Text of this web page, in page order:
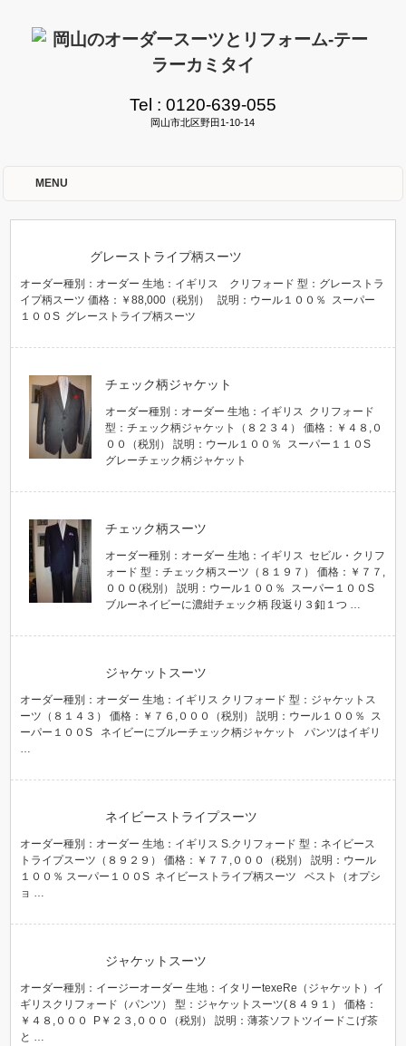
Tel : 0120-639-055
岡山市北区野田1-10-14
MENU
グレーストライプ柄スーツ
オーダー種別：オーダー 生地：イギリス クリフォード 型：グレーストラ
イプ柄スーツ 価格：￥88,000（税別） 説明：ウール１００％ スーパー
１００S グレーストライプ柄スーツ
チェック柄ジャケット
オーダー種別：オーダー 生地：イギリス クリフォード
型：チェック柄ジャケット（８２３４） 価格：￥４８,０
００（税別） 説明：ウール１００％ スーパー１１０S
グレーチェック柄ジャケット
チェック柄スーツ
オーダー種別：オーダー 生地：イギリス セビル・クリフ
ォード 型：チェック柄スーツ（８１９７） 価格：￥７７,
０００(税別） 説明：ウール１００％ スーパー１００S
ブルーネイビーに濃紺チェック柄 段返り３釦１つ …
ジャケットスーツ
オーダー種別：オーダー 生地：イギリス クリフォード 型：ジャケットス
ーツ（８１４３） 価格：￥７６,０００（税別） 説明：ウール１００％ ス
ーパー１００S ネイビーにブルーチェック柄ジャケット パンツはイギリ
…
ネイビーストライプスーツ
オーダー種別：オーダー 生地：イギリス S.クリフォード 型：ネイビース
トライプスーツ（８９２９） 価格：￥７７,０００（税別） 説明：ウール
１００％ スーパー１００S ネイビーストライプ柄スーツ ベスト（オプシ
ョ …
ジャケットスーツ
オーダー種別：イージーオーダー 生地：イタリーtexeRe（ジャケット）イ
ギリスクリフォード（パンツ） 型：ジャケットスーツ(８４９１） 価格：
￥４８,０００ P￥２３,０００（税別） 説明：薄茶ソフトツイードこげ茶
と …